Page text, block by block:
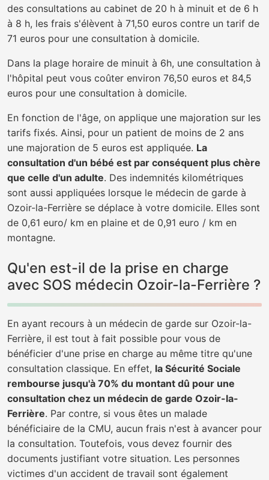
des consultations au cabinet de 20 h à minuit et de 6 h
à 8 h, les frais s'élèvent à 71,50 euros contre un tarif de
71 euros pour une consultation à domicile.
Dans la plage horaire de minuit à 6h, une consultation à
l'hôpital peut vous coûter environ 76,50 euros et 84,5
euros pour une consultation à domicile.
En fonction de l'âge, on applique une majoration sur les
tarifs fixés. Ainsi, pour un patient de moins de 2 ans
une majoration de 5 euros est appliquée. La
consultation d'un bébé est par conséquent plus chère
que celle d'un adulte. Des indemnités kilométriques
sont aussi appliquées lorsque le médecin de garde à
Ozoir-la-Ferrière se déplace à votre domicile. Elles sont
de 0,61 euro/ km en plaine et de 0,91 euro / km en
montagne.
Qu'en est-il de la prise en charge
avec SOS médecin Ozoir-la-Ferrière ?
En ayant recours à un médecin de garde sur Ozoir-la-
Ferrière, il est tout à fait possible pour vous de
bénéficier d'une prise en charge au même titre qu'une
consultation classique. En effet, la Sécurité Sociale
rembourse jusqu'à 70% du montant dû pour une
consultation chez un médecin de garde Ozoir-la-
Ferrière. Par contre, si vous êtes un malade
bénéficiaire de la CMU, aucun frais n'est à avancer pour
la consultation. Toutefois, vous devez fournir des
documents justifiant votre situation. Les personnes
victimes d'un accident de travail sont également